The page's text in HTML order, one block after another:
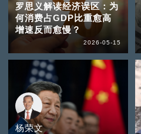
罗思义解读经济误区：为
何消费占GDP比重愈高
增速反而愈慢？
2026-05-15
杨荣文